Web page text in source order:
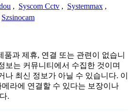
, Syscom Cctv , Systemmax ,
Szsinocam
품과 제휴, 연결 또는 관련이 없습니
보는 커뮤니티에서 수집한 것이며
나 최신 정보가 아닐 수 있습니다. 이
라에 연결할 수 있다는 보장이나
.